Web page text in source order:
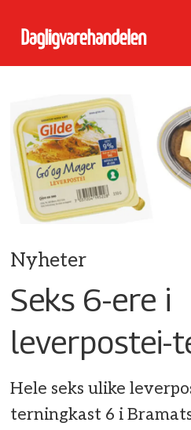
Nyheter
Seks 6-ere i
leverpostei-
Hele seks ulike
terningkast 6 i